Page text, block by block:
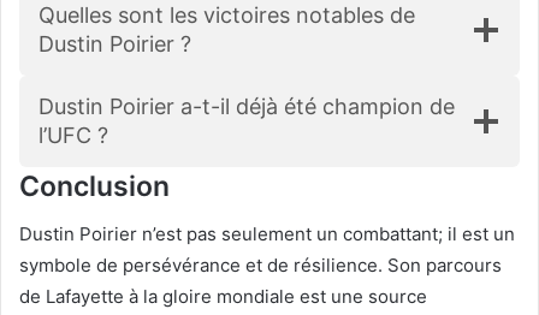
Quelles sont les victoires notables de
Dustin Poirier ?
Dustin Poirier a-t-il déjà été champion de
l’UFC ?
Conclusion
Dustin Poirier n’est pas seulement un combattant; il est un
symbole de persévérance et de résilience. Son parcours
de Lafayette à la gloire mondiale est une source